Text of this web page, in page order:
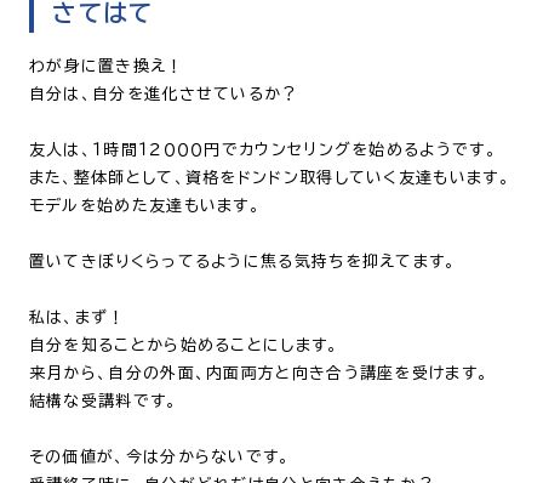
さてはて
わが身に置き換え！
自分は、自分を進化させているか？
友人は、１時間１２０００円でカウンセリングを始めるようです。
また、整体師として、資格をドンドン取得していく友達もいます。
モデルを始めた友達もいます。
置いてきぼりくらってるように焦る気持ちを抑えてます。
私は、まず！
自分を知ることから始めることにします。
来月から、自分の外面、内面両方と向き合う講座を受けます。
結構な受講料です。
その価値が、今は分からないです。